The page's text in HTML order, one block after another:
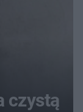
czystą